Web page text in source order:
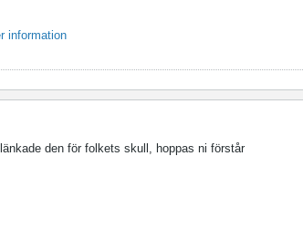
information
den för folkets skull, hoppas ni förstår